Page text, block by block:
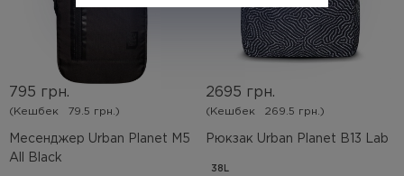
Месенджер Urban Planet M5
All Black
795 грн.
(Кешбек 79.5 грн.)
Рюкзак Urban Planet B13 Lab
2695 грн.
(Кешбек 269.5 грн.)
38L